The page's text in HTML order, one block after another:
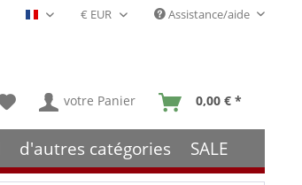
Français- FR Assistance/aide
votre Panier 0,00 € *
d'autres catégories SALE